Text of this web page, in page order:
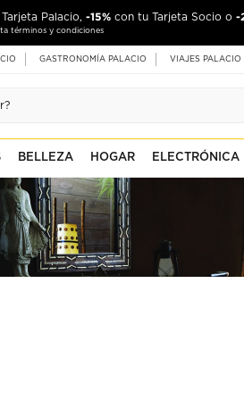
Palacio, -15% con tu Tarjeta Socio o -
términos y condiciones
GASTRONOMÍA PALACIO VIAJES PALACIO
BELLEZA HOGAR ELECTRÓNICA